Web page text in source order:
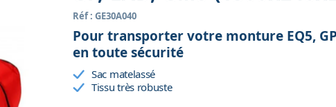
Réf : GE30A040
Pour transporter votre monture EQ5,
en toute sécurité
Sac matelassé
Tissu très robuste